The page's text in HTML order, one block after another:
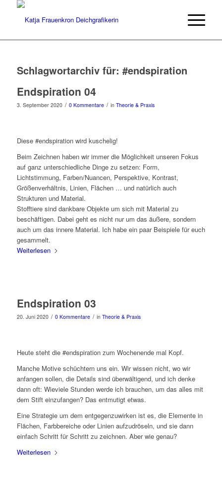
Schlagwortarchiv für: #endspiration
Endspiration 04
3. September 2020 / 0 Kommentare / in Theorie & Praxis
Diese #endspiration wird kuschelig!
Beim Zeichnen haben wir immer die Möglichkeit unseren Fokus
auf ganz unterschiedliche Dinge zu setzen: Form,
Lichtstimmung, Farben/Nuancen, Perspektive, Kontrast,
Größenverhältnis, Linien, Flächen … und natürlich auch
Strukturen und Material.
Stofftiere sind dankbare Objekte um sich mit Material zu
beschäftigen. Dabei geht es nicht nur um das äußere, sondern
auch um das innere Material. Ich habe ein paar Beispiele für euch
gesammelt.
Weiterlesen
Endspiration 03
20. Juni 2020 / 0 Kommentare / in Theorie & Praxis
Heute steht die #endspiration zum Wochenende mal Kopf.
Manche Motive schüchtern uns ein. Wir wissen nicht, wo wir
anfangen sollen, die Details sind überwältigend, und ich denke
dann oft: Wieviele Stunden werde ich brauchen, um das alles mit
dem Stift einzufangen? Das entmutigt etwas.
Eine Strategie um dem entgegenzuwirken ist es, die Elemente in
Flächen, Farbbereiche oder Linien aufzudröseln, und sie dann
einfach Schritt für Schritt zu zeichnen. Aber wie genau?
Weiterlesen